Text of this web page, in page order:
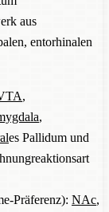
aus
entorhinalen
,
,
es Pallidum und
Präferenz): NAc,